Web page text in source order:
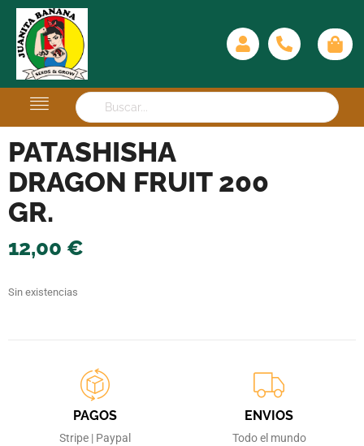
PATASHISHA
DRAGON FRUIT 200
GR.
12,00 €
Sin existencias
PAGOS
Stripe | Paypal
ENVIOS
Todo el mundo